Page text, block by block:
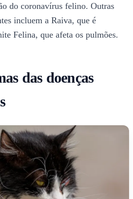
do coronavírus felino. Outras
incluem a Raiva, que é
Felina, que afeta os pulmões.
das doenças